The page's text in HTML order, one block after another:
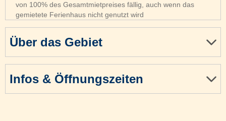
Über das Gebiet
Infos & Öffnungszeiten
von 100% des Gesamtmietpreises fällig, auch wenn das
gemietete Ferienhaus nicht genutzt wird